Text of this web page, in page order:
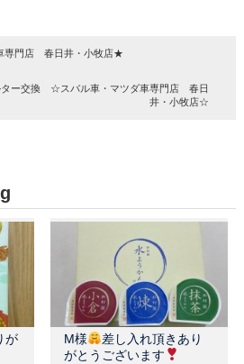
専門店 春日井・小牧店★
ー交換 ☆スバル車・マツダ車専門店 春日
井・小牧店☆
が
M様
差し入れ頂きあり
がとうございます